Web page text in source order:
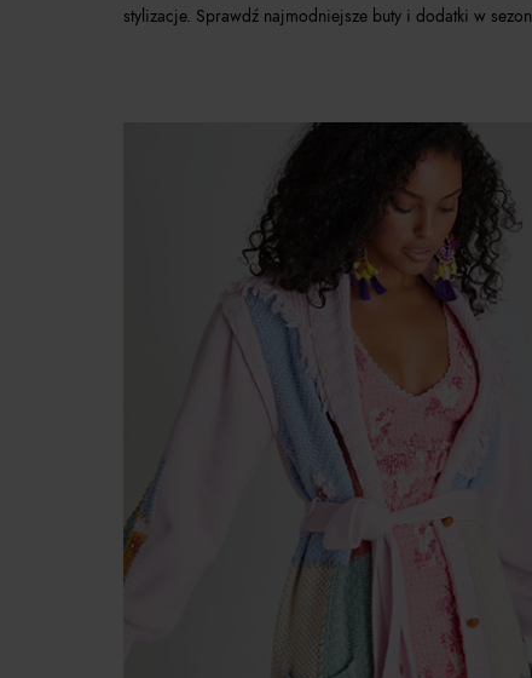
stylizacje. Sprawdź najmodniejsze buty i dodatki w